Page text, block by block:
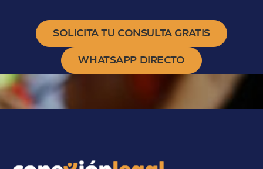
SOLICITA TU CONSULTA GRATIS
WHATSAPP DIRECTO